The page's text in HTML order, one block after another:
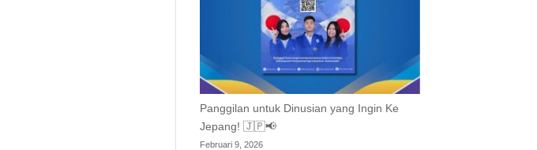
Panggilan untuk Dinusian yang Ingin Ke
Jepang! 🇯🇵📢
Februari 9, 2026